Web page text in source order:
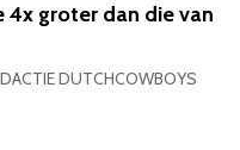
4x groter dan die van
DUTCHCOWBOYS